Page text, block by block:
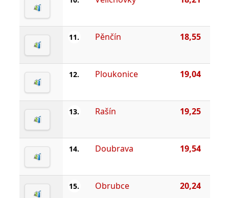
11. Pěnčín 18,55
12. Ploukonice 19,04
13. Rašín 19,25
14. Doubrava 19,54
15. Obrubce 20,24